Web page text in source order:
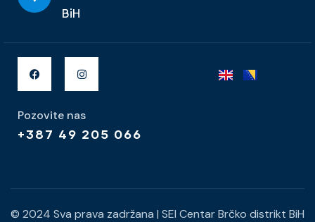
BiH
Pozovite nas
+387 49 205 066
© 2024 Sva prava zadržana | SEI Centar Brčko distrikt BiH